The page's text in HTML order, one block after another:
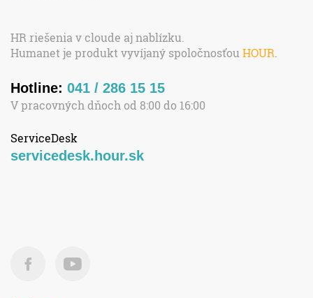
HR riešenia v cloude aj nablízku.
Humanet je produkt vyvíjaný spoločnosťou HOUR.
Hotline: 041 / 286 15 15
V pracovných dňoch od 8:00 do 16:00
ServiceDesk
servicedesk.hour.sk